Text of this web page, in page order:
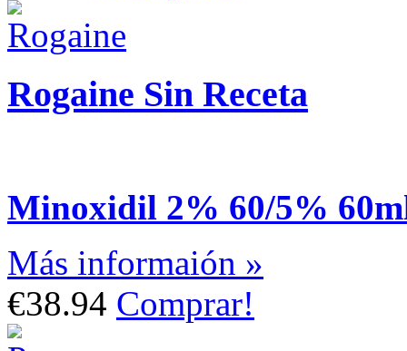
Rogaine Sin Receta
Minoxidil 2% 60/5%
Más informaión »
€38.94 Comprar!